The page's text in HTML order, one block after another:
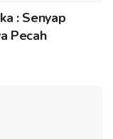
: Senyap
Pecah